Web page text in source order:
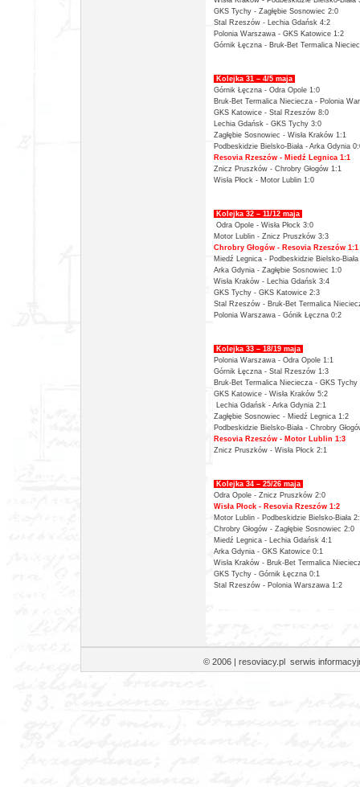
GKS Tychy - Zagłębie Sosnowiec 2:0
Stal Rzeszów - Lechia Gdańsk 4:2
Polonia Warszawa - GKS Katowice 1:2
Górnik Łęczna - Bruk-Bet Termalica
Kolejka 31 – 4/5 maja
Górnik Łęczna - Odra Opole 1:0
Bruk-Bet Termalica Nieciecza - Polonia
GKS Katowice - Stal Rzeszów 8:0
Lechia Gdańsk - GKS Tychy 3:0
Zagłębie Sosnowiec - Wisła Kraków 1:1
Podbeskidzie Bielsko-Biała - Arka Gdynia
Resovia Rzeszów - Miedź Legnica 1:1
Znicz Pruszków - Chrobry Głogów 1:1
Wisła Płock - Motor Lublin 1:0
Kolejka 32 – 11/12 maja
Odra Opole - Wisła Płock 3:0
Motor Lublin - Znicz Pruszków 3:3
Chrobry Głogów - Resovia Rzeszów 1:1
Miedź Legnica - Podbeskidzie Bielsko-
Arka Gdynia - Zagłębie Sosnowiec 1:0
Wisła Kraków - Lechia Gdańsk 3:4
GKS Tychy - GKS Katowice 2:3
Stal Rzeszów - Bruk-Bet Termalica
Polonia Warszawa - Gónik Łęczna 0:2
Kolejka 33 – 18/19 maja
Polonia Warszawa - Odra Opole 1:1
Górnik Łęczna - Stal Rzeszów 1:3
Bruk-Bet Termalica Nieciecza - GKS Tychy
GKS Katowice - Wisła Kraków 5:2
Lechia Gdańsk - Arka Gdynia 2:1
Zagłębie Sosnowiec - Miedź Legnica 1:2
Podbeskidzie Bielsko-Biała - Chrobry
Resovia Rzeszów - Motor Lublin 1:3
Znicz Pruszków - Wisła Płock 2:1
Kolejka 34 – 25/26 maja
Odra Opole - Znicz Pruszków 2:0
Wisła Płock - Resovia Rzeszów 1:2
Motor Lublin - Podbeskidzie Bielsko-Biała
Chrobry Głogów - Zagłębie Sosnowiec 2:0
Miedź Legnica - Lechia Gdańsk 4:1
Arka Gdynia - GKS Katowice 0:1
Wisła Kraków - Bruk-Bet Termalica
GKS Tychy - Górnik Łęczna 0:1
Stal Rzeszów - Polonia Warszawa 1:2
© 2006 | resoviacy.pl serwis